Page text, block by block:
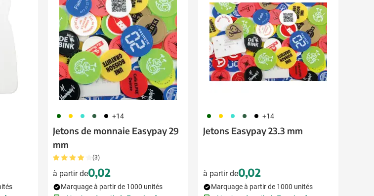
& boissons
& bien-être
& lampes
& coup de cœur
060 031 033 451 001 +14
Jetons de monnaie Easypay 29
mm
(3)
à partir de0,02
Marquage à partir de 1000 unités
060 031 033 451 001 +14
Jetons Easypay 23.3 mm
à partir de0,02
Marquage à partir de 1000 unités